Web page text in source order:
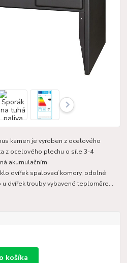
kamen je vyroben z ocelového
z ocelového plechu o síle 3-4
akumulačními
dvířek spalovací komory, odolné
dvířek trouby vybavené teploměre...
košíka